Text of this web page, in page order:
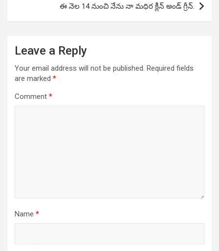
ఈ నెల 14 నుంచి నేను నా మధిర క్లీన్ అండ్ గ్రీన్.
Leave a Reply
Your email address will not be published. Required fields
are marked *
Comment *
Name *